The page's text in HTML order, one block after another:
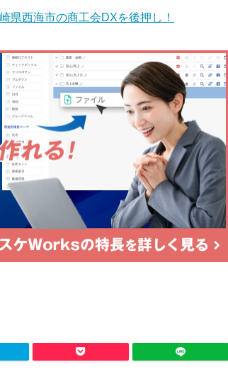
県西海市の商工会DXを後押し！